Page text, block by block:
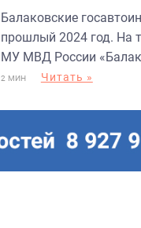
Балаковские
прошлый 2024 год. На
МУ МВД России
2 МИН Читать »